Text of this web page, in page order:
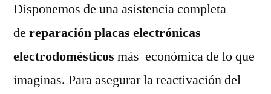
Disponemos de una asistencia completa
de reparación placas electrónicas
electrodomésticos más económica de lo que
imaginas. Para asegurar la reactivación del